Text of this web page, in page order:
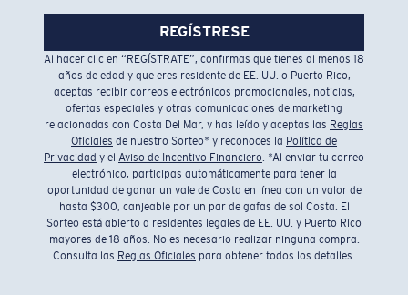
REGÍSTRESE
Al hacer clic en “REGÍSTRATE”, confirmas que tienes al menos 18
años de edad y que eres residente de EE. UU. o Puerto Rico,
aceptas recibir correos electrónicos promocionales, noticias,
ofertas especiales y otras comunicaciones de marketing
relacionadas con Costa Del Mar, y has leído y aceptas las Reglas
Oficiales de nuestro Sorteo* y reconoces la Política de
Privacidad y el Aviso de Incentivo Financiero. *Al enviar tu correo
electrónico, participas automáticamente para tener la
oportunidad de ganar un vale de Costa en línea con un valor de
hasta $300, canjeable por un par de gafas de sol Costa. El
Sorteo está abierto a residentes legales de EE. UU. y Puerto Rico
mayores de 18 años. No es necesario realizar ninguna compra.
Consulta las Reglas Oficiales para obtener todos los detalles.